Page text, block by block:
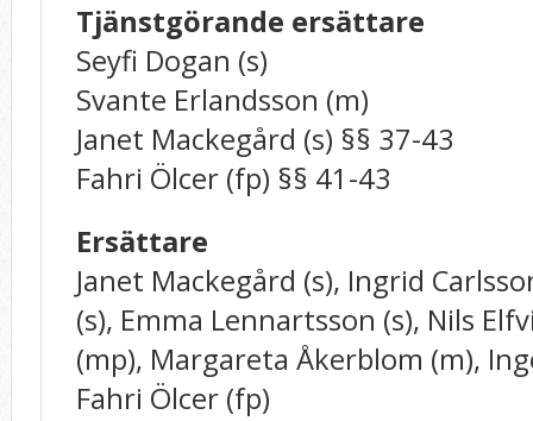
Tjänstgörande ersättare
Seyfi Dogan (s)
Svante Erlandsson (m)
Janet Mackegård (s) §§ 37-43
Fahri Ölcer (fp) §§ 41-43
Ersättare
Janet Mackegård (s), Ingrid
(s), Emma Lennartsson (s), Nils
(mp), Margareta Åkerblom (m),
Fahri Ölcer (fp)